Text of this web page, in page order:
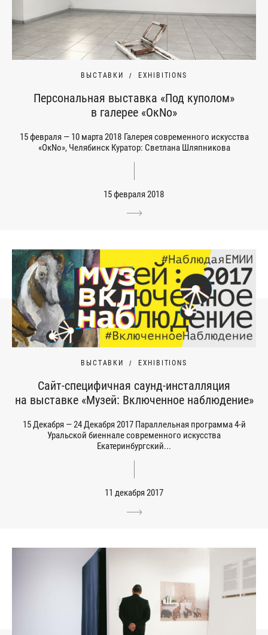
ВЫСТАВКИ EXHIBITIONS
Персональная выставка «Под куполом»
в галерее «ОкNо»
15 февраля — 10 марта 2018 Галерея современного искусства
«ОкNo», Челябинск Куратор: Светлана Шляпникова
15 февраля 2018
ВЫСТАВКИ EXHIBITIONS
Сайт-специфичная саунд-инсталляция
на выставке «Музей: Включенное наблюдение»
15 Декабря — 24 Декабря 2017 Параллельная программа 4-й
Уральской биеннале современного искусства
Екатеринбургский...
11 декабря 2017